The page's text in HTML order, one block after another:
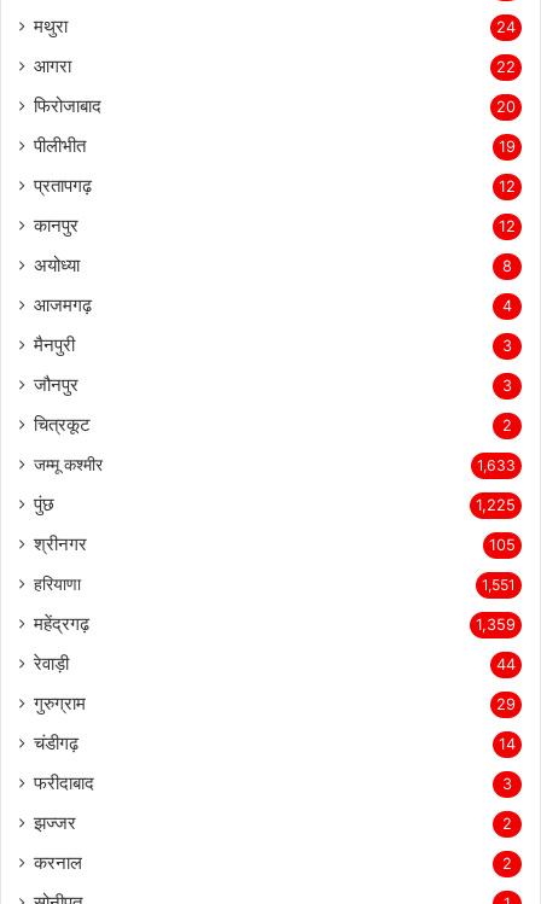
मथुरा 24
आगरा 22
फिरोजाबाद 20
पीलीभीत 19
प्रतापगढ़ 12
कानपुर 12
अयोध्या 8
आजमगढ़ 4
मैनपुरी 3
जौनपुर 3
चित्रकूट 2
जम्मू कश्मीर 1,633
पुंछ 1,225
श्रीनगर 105
हरियाणा 1,551
महेंद्रगढ़ 1,359
रेवाड़ी 44
गुरुग्राम 29
चंडीगढ़ 14
फरीदाबाद 3
झज्जर 2
करनाल 2